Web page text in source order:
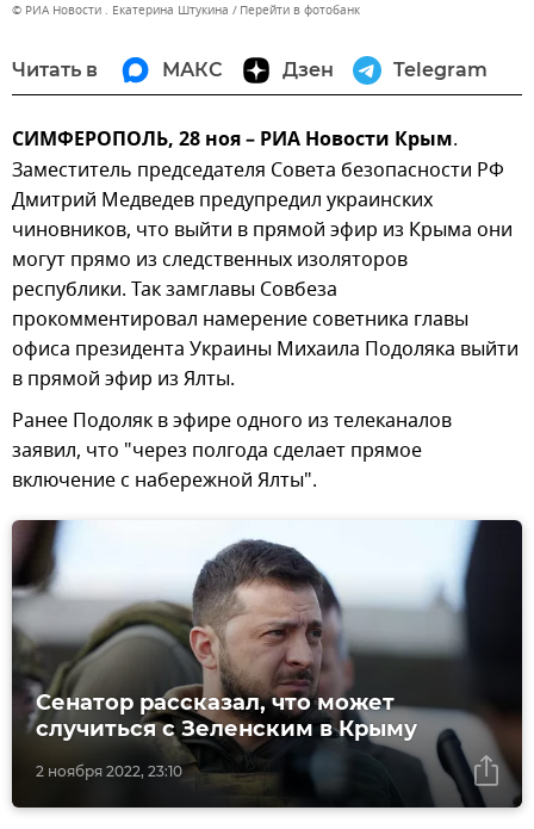
© РИА Новости . Екатерина Штукина Перейти в фотобанк
Читать в МАКС Дзен Telegram
СИМФЕРОПОЛЬ, 28 ноя – РИА Новости Крым.
Заместитель председателя Совета безопасности РФ
Дмитрий Медведев предупредил украинских
чиновников, что выйти в прямой эфир из Крыма они
могут прямо из следственных изоляторов
республики. Так замглавы Совбеза
прокомментировал намерение советника главы
офиса президента Украины Михаила Подоляка выйти
в прямой эфир из Ялты.
Ранее Подоляк в эфире одного из телеканалов
заявил, что "через полгода сделает прямое
включение с набережной Ялты".
2 ноября 2022, 23:10
Сенатор рассказал, что может
случиться с Зеленским в Крыму